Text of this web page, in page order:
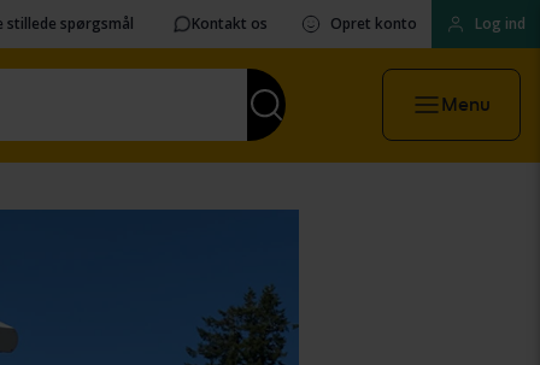
stillede spørgsmål Kontakt os Opret konto Log ind
Menu